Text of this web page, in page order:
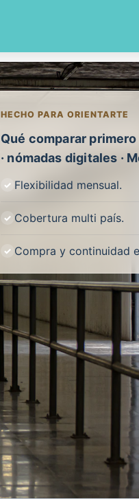
HECHO PARA ORIENTARTE
Qué comparar
· nómadas digitales ·
Flexibilidad mensual.
Cobertura multi país.
Compra y continuidad